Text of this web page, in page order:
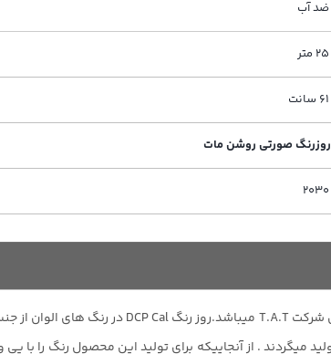
ضد آب
روزرنگ صورتی روشن مات